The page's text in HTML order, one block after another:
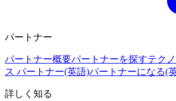
パートナー
パートナー概要パートナーを探すテク
ス パートナー(英語)パートナーになる(
詳しく知る